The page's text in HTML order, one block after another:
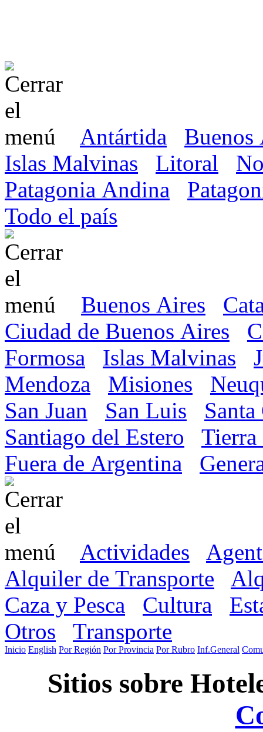
Antártida
Buenos
Islas Malvinas
Litoral
Patagonia Andina
Todo el país
Buenos Aires
Ciudad de Buenos Aires
Formosa
Islas Malvinas
Mendoza
Misiones
San Juan
San Luis
Santiago del Estero
Tierra
Fuera de Argentina
Actividades
Alquiler de Transporte
Caza y Pesca
Cultura
Otros
Transporte
Inicio English Por Región Por Provincia Por Rubro Inf.General
Sitios sobre